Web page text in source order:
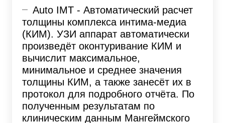
Auto IMT - Автоматический расчет
толщины комплекса интима-медиа
(КИМ). УЗИ аппарат автоматически
произведёт оконтуривание КИМ и
вычислит максимальное,
минимальное и среднее значения
толщины КИМ, а также занесёт их в
протокол для подробного отчёта. По
полученным результатам по
клиническим данным Мангеймского